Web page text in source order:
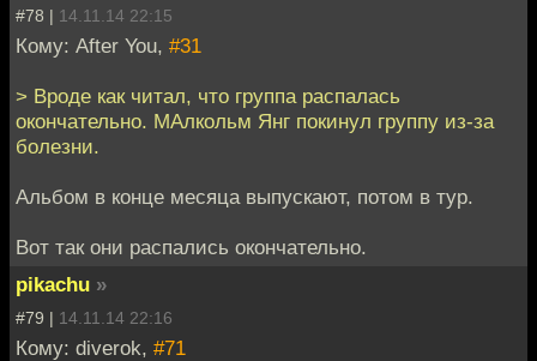
#78 | 14.11.14 22:15
Кому: After You, #31
> Вроде как читал, что группа распалась
окончательно. МАлкольм Янг покинул группу из-за
болезни.
Альбом в конце месяца выпускают, потом в тур.
Вот так они распались окончательно.
pikachu »
#79 | 14.11.14 22:16
Кому: diverok, #71